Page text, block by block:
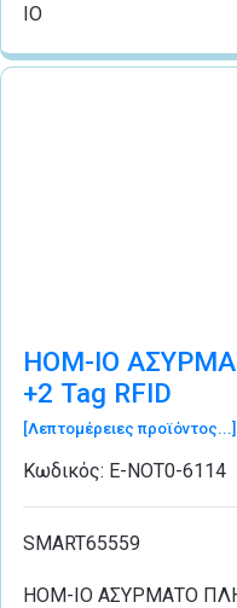
IO
ΗΟΜ-ΙΟ
+2 Tag RFID
[Λεπτομέρειες προϊόντος...]
Κωδικός: Ε-ΝΟΤ0-6114
SMART65559
ΗΟΜ-ΙΟ ΑΣΥΡΜΑΤΟ